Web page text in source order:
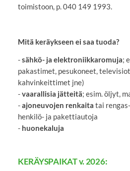
toimistoon, p. 040 149 1993.
Mitä keräykseen ei saa tuoda?
-sähkö- ja elektroniikkaromuja;
pakastimet, pesukoneet,
kahvinkeittimet jne)
-vaarallisia jätteitä; esim. öljyt,
-ajoneuvojen renkaita tai
henkilö- ja pakettiautoja
- huonekaluja
KERÄYSPAIKAT v. 2026: